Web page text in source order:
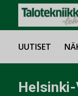
UUTISET